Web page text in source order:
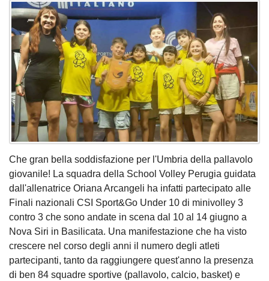
Che gran bella soddisfazione per l'Umbria della pallavolo
giovanile! La squadra della School Volley Perugia guidata
dall'allenatrice Oriana Arcangeli ha infatti partecipato alle
Finali nazionali CSI Sport&Go Under 10 di minivolley 3
contro 3 che sono andate in scena dal 10 al 14 giugno a
Nova Siri in Basilicata. Una manifestazione che ha visto
crescere nel corso degli anni il numero degli atleti
partecipanti, tanto da raggiungere quest'anno la presenza
di ben 84 squadre sportive (pallavolo, calcio, basket) e